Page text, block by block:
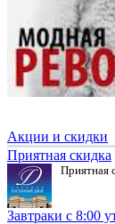
Акции и скидки
Приятная скидка
Приятная
Завтраки с 8:00